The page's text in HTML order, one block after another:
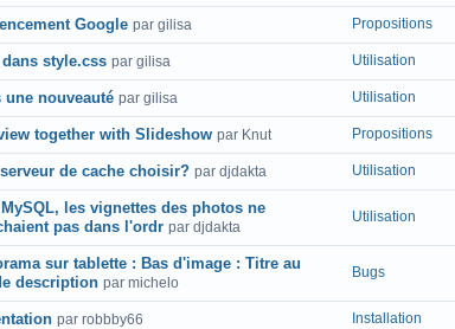
Google par gilisa Propositions
dans style.css par gilisa Utilisation
une nouveauté par gilisa Utilisation
together with Slideshow par Knut Propositions
de cache choisir? par djdakta Utilisation
les vignettes des photos ne
pas dans l'ordr par djdakta
Utilisation
sur tablette : Bas d'image : Titre au
description par michelo
Bugs
par robbby66 Installation